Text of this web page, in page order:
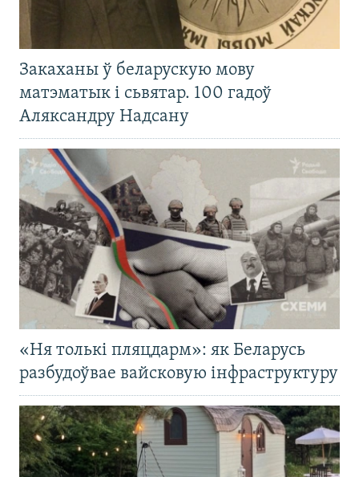
Закаханы ў беларускую мову
матэматык і сьвятар. 100 гадоў
Аляксандру Надсану
«Ня толькі пляцдарм»: як Беларусь
разбудоўвае вайсковую інфраструктуру